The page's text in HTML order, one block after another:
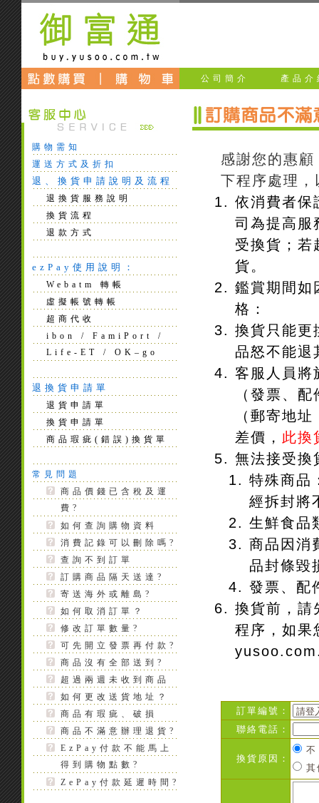
公司簡介 產品介
購物需知
運送方式及折扣
退、換貨申請說明及流程
退換貨服務說明
換貨流程
退款方式
ezPay使用說明：
Webatm 轉帳
虛擬帳號轉帳
超商代收
ibon / FamiPort /
Life-ET / OK–go
退換貨申請單
退貨申請單
換貨申請單
商品瑕疵(錯誤)換貨單
常見問題
商品價錢已含稅及運
費?
如何查詢購物資料
消費記錄可以刪除嗎?
查詢不到訂單
訂購商品隔天送達?
寄送海外或離島?
如何取消訂單？
修改訂單數量?
可先開立發票再付款?
商品沒有全部送到?
超過兩週未收到商品
如何更改送貨地址？
商品有瑕疵、破損
商品不滿意辦理退貨?
EzPay付款不能馬上
得到購物點數?
ZePay付款延遲時間?
感謝您的惠
下程序處理
依消費者保
司為提高服
受換貨；若
貨。
鑑賞期間如
格：
換貨只能更
品怒不能退
客服人員將
（發票、
（郵寄地
差價， 此換
無法接受換
特殊商品
經拆封將
生鮮食品
商品因消
品封條毀
發票、配
換貨前，
程序，如果
訂單編號：
聯絡電話：
換貨原因：